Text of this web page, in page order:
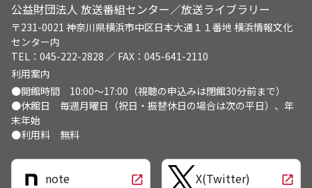
公益財団法人 放送番組センター／放送ライブラリー
〒231-0021 神奈川県横浜市中区日本大通１１番地 横浜情報文化
センター内
TEL：045-222-2828 ／ FAX：045-641-2110
利用案内
●開館時間 10:00～17:00（視聴の申込みは閉館30分前まで）
●休館日 毎週月曜日（祝日・振替休日の場合は次の平日）、年
末年始
●利用料 無料
note open_in_new X(Twitter) open_in_new